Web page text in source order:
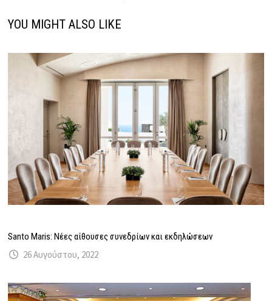
YOU MIGHT ALSO LIKE
Santo Maris: Νέες αίθουσες συνεδρίων και εκδηλώσεων
26 Αυγούστου, 2022